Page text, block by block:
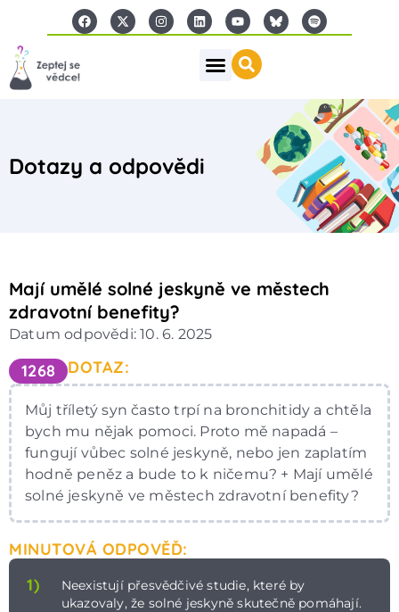
Dotazy a odpovědi
Mají umělé solné jeskyně ve městech
zdravotní benefity?
Datum odpovědi: 10. 6. 2025
1268 DOTAZ:
Můj tříletý syn často trpí na bronchitidy a chtěla
bych mu nějak pomoci. Proto mě napadá –
fungují vůbec solné jeskyně, nebo jen zaplatím
hodně peněz a bude to k ničemu? + Mají umělé
solné jeskyně ve městech zdravotní benefity?
MINUTOVÁ ODPOVĚĎ:
1)
Neexistují přesvědčivé studie, které by
ukazovaly, že solné jeskyně skutečně pomáhají.